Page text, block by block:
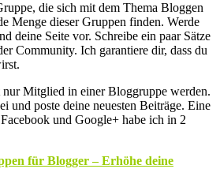
die sich mit dem Thema Bloggen
Menge dieser Gruppen finden. Werde
deine Seite vor. Schreibe ein paar Sätze
Community. Ich garantiere dir, dass du
Mitglied in einer Bloggruppe werden.
und poste deine neuesten Beiträge. Eine
und Google+ habe ich in 2
für Blogger – Erhöhe deine